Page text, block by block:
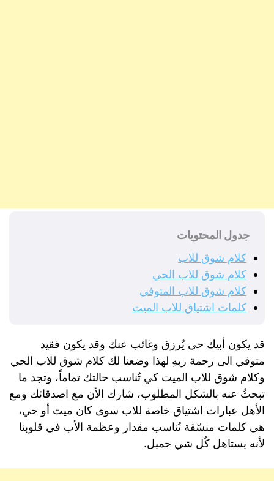
جدول المحتويات
كلام شوق للاب
كلام شوق للاب الحي
كلام شوق للاب المتوفي
كلمات اشتياق للاب الميت
قد يكون أبيك حي يُرزق وغائب عنك وقد يكون فقيد
متوفي الى رحمة ربهِ لهذا وضعنا لك كلام شوق للاب الحي
وكلام شوق للاب الميت كي تُناسب حالتك تماماً، وتجد ما
تبحثُ عنه بالشكل المطلوب، شارك الأن مع اصدقائك ومع
الأهل عبارات اشتياق خاصة للاب سوى كان ميت أو حي،
هي كلمات منسّقة تُناسب مقدار وعظمة الأب في قلوبنا
لأنه يستاهل كُل شي جميل.